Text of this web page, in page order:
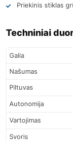
Priekinis stiklas
Techniniai
Galia
Našumas
Piltuvas
Autonomija
Vartojimas
Svoris